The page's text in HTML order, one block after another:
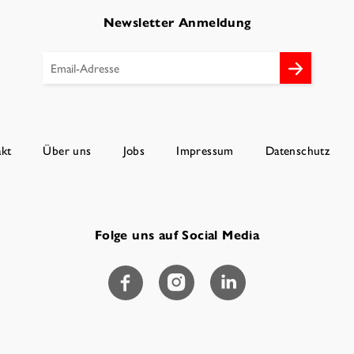
Newsletter Anmeldung
Über uns Jobs Impressum Datenschutz
Folge uns auf Social Media